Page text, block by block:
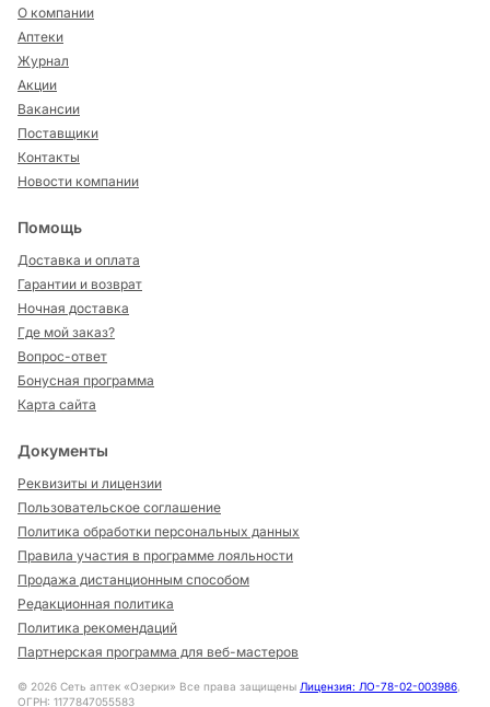
О компании
Аптеки
Журнал
Акции
Вакансии
Поставщики
Контакты
Новости компании
Помощь
Доставка и оплата
Гарантии и возврат
Ночная доставка
Где мой заказ?
Вопрос-ответ
Бонусная программа
Карта сайта
Документы
Реквизиты и лицензии
Пользовательское соглашение
Политика обработки персональных данных
Правила участия в программе лояльности
Продажа дистанционным способом
Редакционная политика
Политика рекомендаций
Партнерская программа для веб-мастеров
© 2026 Сеть аптек «Озерки» Все права защищены Лицензия: ЛО-78-02-003986,
ОГРН: 1177847055583